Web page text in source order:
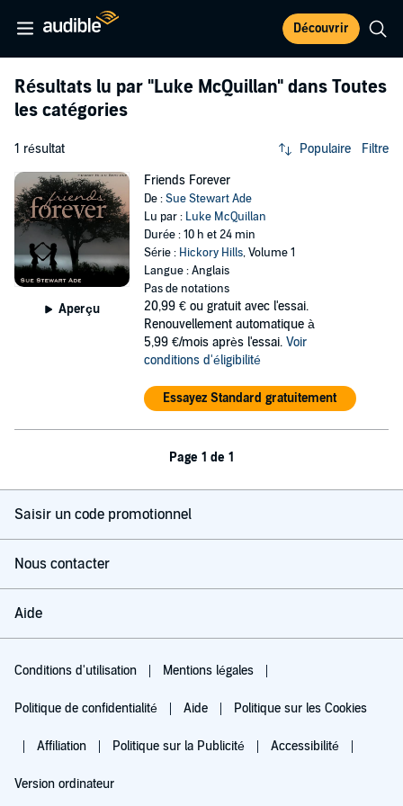
Découvrir
Résultats lu par "Luke McQuillan" dans Toutes
les catégories
1 résultat Populaire Filtre
Aperçu
Friends Forever
De :Sue Stewart Ade
Lu par : Luke McQuillan
Durée : 10 h et 24 min
Série : Hickory Hills, Volume 1
Langue : Anglais
Pas de notations
20,99 € ou gratuit avec l'essai.
Renouvellement automatique à
5,99 €/mois après l'essai. Voir
conditions d'éligibilité
Essayez Standard gratuitement
Page 1 de 1
Saisir un code promotionnel
Nous contacter
Aide
Conditions d'utilisation Mentions légales
Politique de confidentialité Aide Politique sur les Cookies
Affiliation Politique sur la Publicité Accessibilité
Version ordinateur